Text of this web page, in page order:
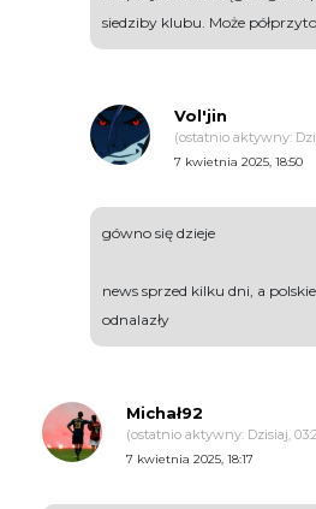
siedziby klubu. Może
Vol'jin
(ostatnio aktywny:
7 kwietnia 2025, 18:50
gówno się dzieje
news sprzed kilku dni, a
odnalazły
Michał92
(ostatnio aktywny: Dzisiaj,
7 kwietnia 2025, 18:17